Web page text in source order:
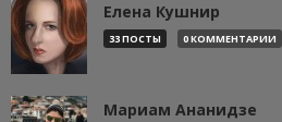
Елена Кушнир
33 ПОСТЫ 0 КОММЕНТАРИИ
Мариам Ананидзе